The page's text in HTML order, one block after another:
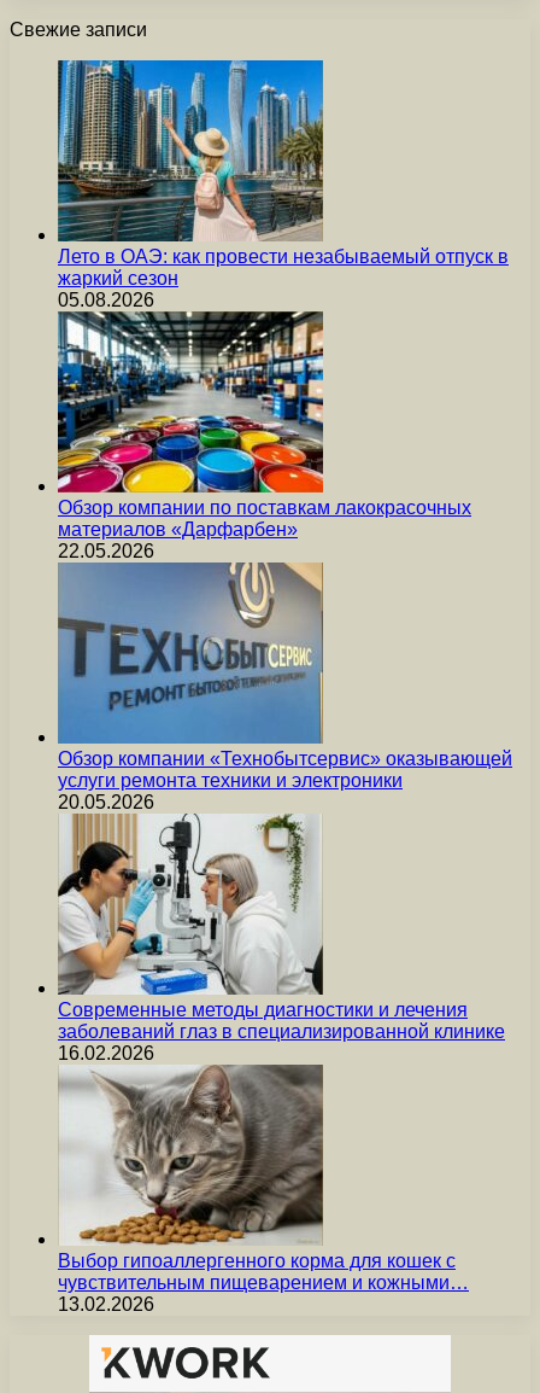
Свежие записи
Лето в ОАЭ: как провести незабываемый отпуск в
жаркий сезон
05.08.2026
Обзор компании по поставкам лакокрасочных
материалов «Дарфарбен»
22.05.2026
Обзор компании «Технобытсервис» оказывающей
услуги ремонта техники и электроники
20.05.2026
Современные методы диагностики и лечения
заболеваний глаз в специализированной клинике
16.02.2026
Выбор гипоаллергенного корма для кошек с
чувствительным пищеварением и кожными…
13.02.2026